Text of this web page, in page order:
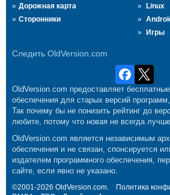
Дорожная карта
Сторонники
Linux
Игры
Следить OldVersion.com
OldVersion.com предоставляет
обеспечения для старых версий
Так почему бы не понизить рейтинг до
любите, потому что новая не всегда
OldVersion.com является независимым
обеспечения и не связан, спонсируется
издателем программного обеспечения,
сайте, если явно не указано.
©2001-2026 OldVersion.com.
Политика